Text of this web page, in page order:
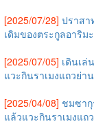
[2025/07/28] ปราสา
เดิมของตระกูลอาริมะ
[2025/07/05] เดินเล่
แวะกินราเมงแถวย่า
[2025/04/08] ชมซา
แล้วแวะกินราเมงแ